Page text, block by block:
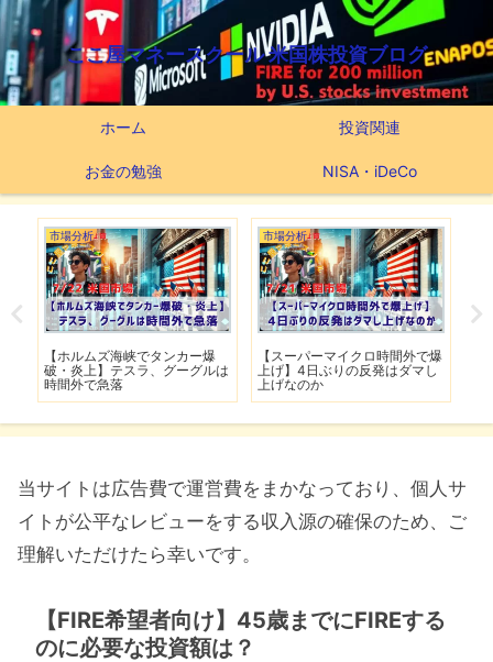
ここ屋マネースクール 米国株投資ブログ
ホーム 投資関連
お金の勉強 NISA・iDeCo
市場分析
【ホルムズ海峡でタンカー爆
破・炎上】テスラ、グーグルは
時間外で急落
市場分析
【スーパーマイクロ時間外で爆
上げ】4日ぶりの反発はダマし
上げなのか
当サイトは広告費で運営費をまかなっており、個人サ
イトが公平なレビューをする収入源の確保のため、ご
理解いただけたら幸いです。
【FIRE希望者向け】45歳までにFIREする
のに必要な投資額は？